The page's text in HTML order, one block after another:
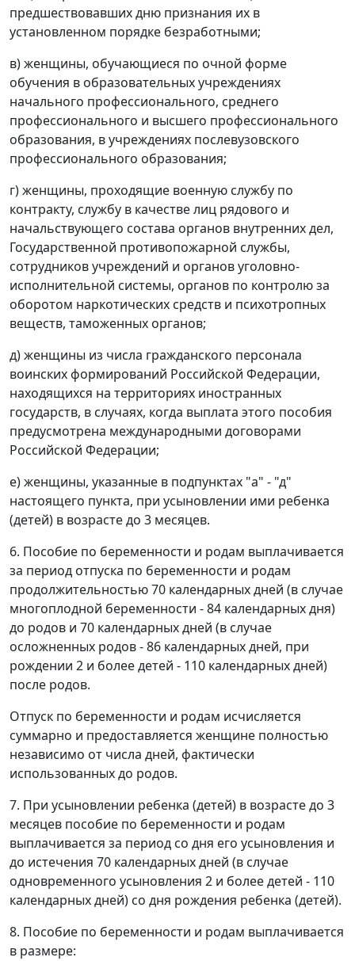
предшествовавших дню признания их в
установленном порядке безработными;
в) женщины, обучающиеся по очной форме
обучения в образовательных учреждениях
начального профессионального, среднего
профессионального и высшего профессионального
образования, в учреждениях послевузовского
профессионального образования;
г) женщины, проходящие военную службу по
контракту, службу в качестве лиц рядового и
начальствующего состава органов внутренних дел,
Государственной противопожарной службы,
сотрудников учреждений и органов уголовно-
исполнительной системы, органов по контролю за
оборотом наркотических средств и психотропных
веществ, таможенных органов;
д) женщины из числа гражданского персонала
воинских формирований Российской Федерации,
находящихся на территориях иностранных
государств, в случаях, когда выплата этого пособия
предусмотрена международными договорами
Российской Федерации;
е) женщины, указанные в подпунктах "а" - "д"
настоящего пункта, при усыновлении ими ребенка
(детей) в возрасте до 3 месяцев.
6. Пособие по беременности и родам выплачивается
за период отпуска по беременности и родам
продолжительностью 70 календарных дней (в случае
многоплодной беременности - 84 календарных дня)
до родов и 70 календарных дней (в случае
осложненных родов - 86 календарных дней, при
рождении 2 и более детей - 110 календарных дней)
после родов.
Отпуск по беременности и родам исчисляется
суммарно и предоставляется женщине полностью
независимо от числа дней, фактически
использованных до родов.
7. При усыновлении ребенка (детей) в возрасте до 3
месяцев пособие по беременности и родам
выплачивается за период со дня его усыновления и
до истечения 70 календарных дней (в случае
одновременного усыновления 2 и более детей - 110
календарных дней) со дня рождения ребенка (детей).
8. Пособие по беременности и родам выплачивается
в размере: